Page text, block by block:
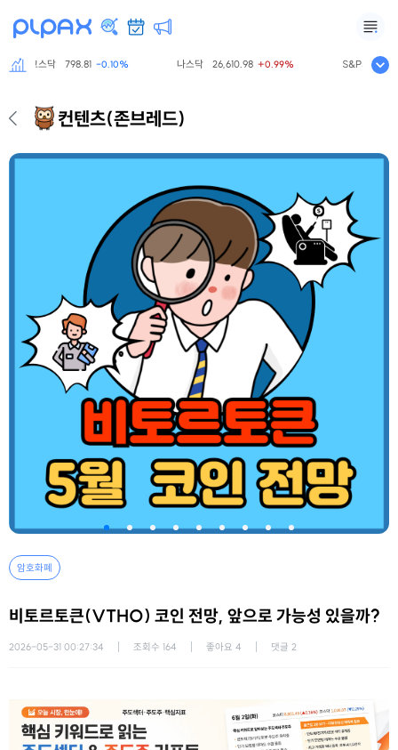
코스닥 798.81 -0.10% 나스닥 26,610.98 +0.99% S&P500
컨텐츠(존브레드)
암호화폐
비토르토큰(VTHO) 코인 전망, 앞으로 가능성 있을까?
2026-05-31 00:27:34 조회수 164 좋아요 4 댓글 2